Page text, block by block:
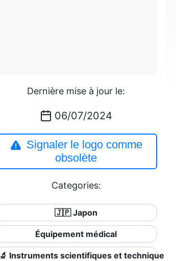
Dernière mise à jour le:
06/07/2024
Signaler le logo comme
obsolète
Categories:
🇯🇵 Japon
Équipement médical
🔬 Instruments scientifiques et techniques